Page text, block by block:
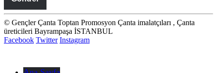
© Gençler Çanta Toptan Promosyon Çanta imalatçıları , Çanta
üreticileri Bayrampaşa İSTANBUL
Facebook Twitter Instagram